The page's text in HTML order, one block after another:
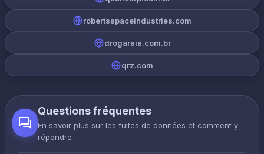
robertsspaceindustries.com
drogaraia.com.br
qrz.com
Questions fréquentes
En savoir plus sur les fuites de données et comment y
répondre